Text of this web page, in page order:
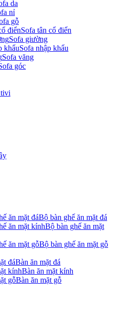
da
nỉ
gỗ
Sofa tân cổ điển
Sofa giường
Sofa nhập khẩu
Sofa văng
góc
Bộ bàn ghế ăn mặt đá
Bộ bàn ghế ăn mặt
Bộ bàn ghế ăn mặt gỗ
Bàn ăn mặt đá
Bàn ăn mặt kính
Bàn ăn mặt gỗ